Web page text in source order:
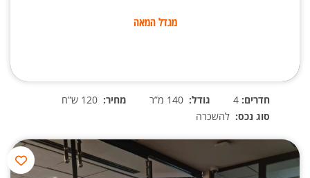
מגדל המאה
חדרים: גודל: מחיר:
סוג נכס: להשכרה